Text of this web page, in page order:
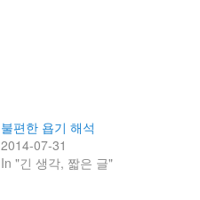
불편한 욥기 해석
2014-07-31
In "긴 생각, 짧은 글"